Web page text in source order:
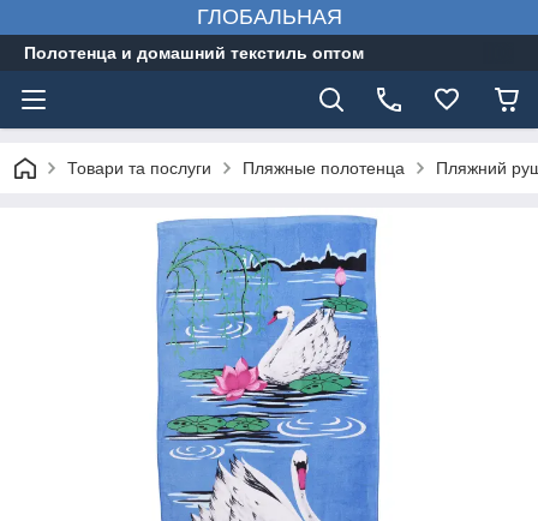
ГЛОБАЛЬНАЯ
Полотенца и домашний текстиль оптом
Товари та послуги Пляжные полотенца Пляжний